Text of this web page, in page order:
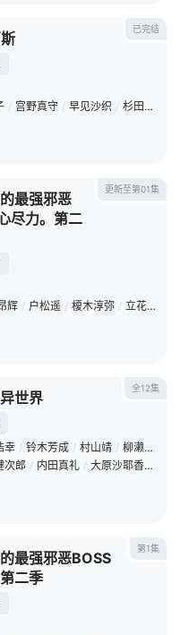
已完结
/ 宫野真守 / 早见沙织 / 杉田智和
更新至第01集
最强邪恶
尽力。第二
辉 / 户松遥 / 榎木淳弥 / 立花慎之介
全12集
世界
幸 / 铃木芳成 / 村山靖 / 柳濑雄之
次郎 / 内田真礼 / 大原沙耶香 /
第1集
最强邪恶BOSS
二季